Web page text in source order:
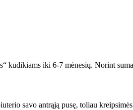
kūdikiams iki 6-7 mėnesių. Norint
savo antrąją pusę, toliau